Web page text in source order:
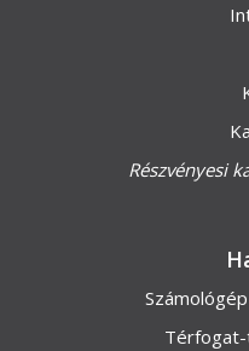
Részvényesi